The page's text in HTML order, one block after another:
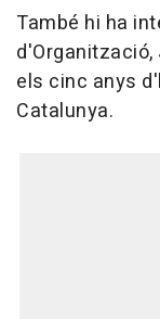
També hi ha
els cinc anys
Catalunya.